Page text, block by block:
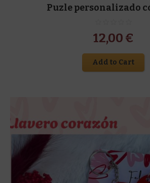
Puzle personalizado
12,00 €
Add to Cart